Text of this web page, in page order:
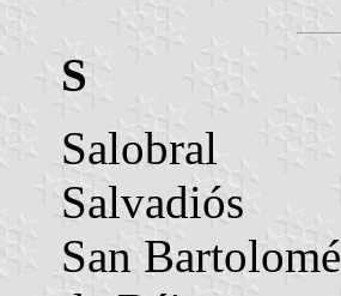
S
Salobral
Salvadiós
San Bartolomé